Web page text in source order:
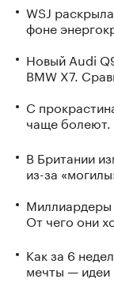
WSJ
фоне
Новый Audi
BMW X7.
С
чаще
В Британии
из-за
Миллиардеры
От чего они
Как за 6
мечты — идеи